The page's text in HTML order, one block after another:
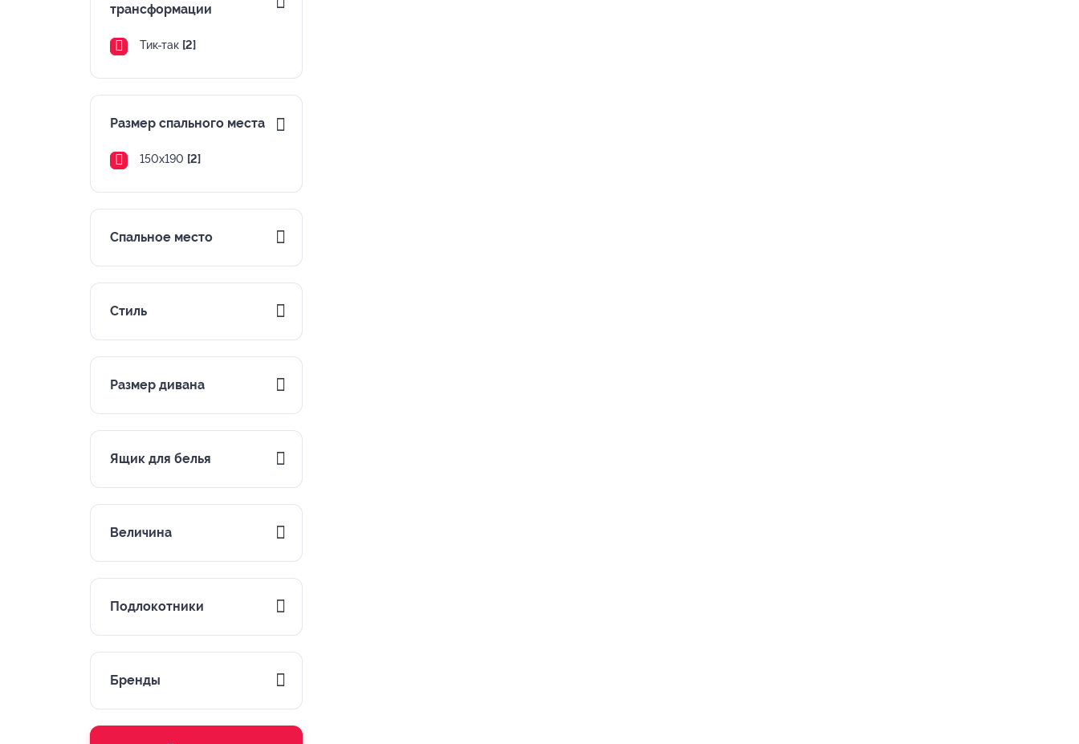
трансформации
Тик-так [2]
Размер спального места
150х190 [2]
Спальное место
Стиль
Размер дивана
Ящик для белья
Величина
Подлокотники
Бренды